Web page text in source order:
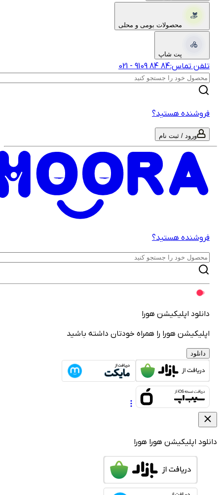
محصولات بومی و محلی
پت شاپ
تماس: 021-‎9109‎ ‎84‎ ‎84‎
هستید؟
ورود / ثبت نام
هستید؟
اپلیکیشن هورا
هورا را همراه خودتان داشته باشید
دانلود
اپلیکیشن هوراهورا